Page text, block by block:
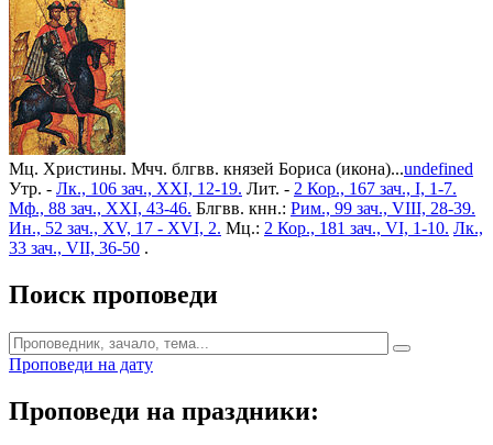
Мц. Христины. Мчч. блгвв. князей Бориса (икона)...undefined
Утр. - Лк., 106 зач., XXI, 12-19. Лит. - 2 Кор., 167 зач., I, 1-7.
Мф., 88 зач., XXI, 43-46. Блгвв. кнн.: Рим., 99 зач., VIII, 28-39.
Ин., 52 зач., XV, 17 - XVI, 2. Мц.: 2 Кор., 181 зач., VI, 1-10. Лк.,
33 зач., VII, 36-50 .
Поиск проповеди
Проповеди на дату
Проповеди на праздники: